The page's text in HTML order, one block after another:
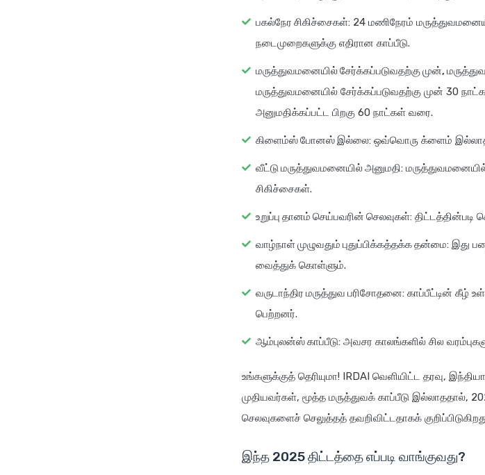
பகல்நேர சிகிச்சைகள்: 24 மணிநேரம்
நடைமுறைகளுக்கு எதிரான காப்பீடு.
மருத்துவமனையில் சேர்க்கப்படுவதற்கு முன்,
மருத்துவமனையில் சேர்க்கப்படுவதற்கு முன் 30
அனுமதிக்கப்பட்ட பிறகு 60 நாட்கள் வரை.
கிளைம்ஸ் போனஸ் இல்லை: ஒவ்வொரு க்ளைம் இல்லாத
வீட்டு மருத்துவமனையில் அனுமதி:
சிகிச்சைகள்.
உறுப்பு தானம் செய்பவரின் செலவுகள்: திட்டத்தின்படி
வாழ்நாள் முழுவதும் புதுப்பிக்கத்தக்க தன்மை: இது
வைத்துக் கொள்ளும்.
வருடாந்திர மருத்துவ பரிசோதனை: காப்பீட்டின் கீழ்
பெற்றனர்.
ஆம்புலன்ஸ் காப்பீடு: அவசர காலங்களில் சில
உங்களுக்குத் தெரியுமா! IRDAI வெளியிட்ட தரவு,
முதியவர்கள், மூத்த மருத்துவக் காப்பீடு இல்லாததால்,
செலவுகளைச் செலுத்தத் தவறிவிட்டதாகக்
இந்த 2025 திட்டத்தை எப்படி வாங்குவது?